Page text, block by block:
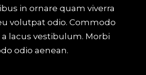
in ornare quam viverra
volutpat odio. Commodo
lacus vestibulum. Morbi
odio aenean.